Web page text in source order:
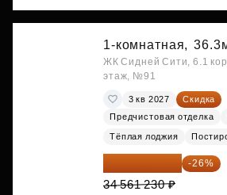
1-комнатная,
ЖК Сидней Сити, 6.1
этаж, №91
3 кв 2027
Скидка
Предчистовая отделка
Тёплая лоджия
25 575 310 ₽ -26%
34 561 230 ₽